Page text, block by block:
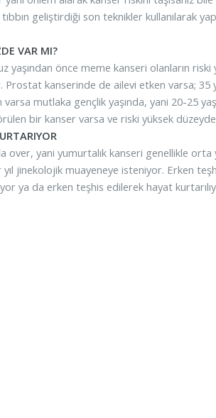
geliştirdiği son teknikler kullanılarak
VAR MI?
yaşından önce meme kanseri olanların
Prostat kanserinde de ailevi etken varsa; 35
varsa mutlaka gençlik yaşında, yani 20-25
bir kanser varsa ve riski yüksek
over, yani yumurtalık kanseri genellikle
yıl jinekolojik muayeneye isteniyor. Erken
ya da erken teşhis edilerek hayat